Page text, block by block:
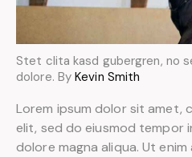
Stet clita kasd gubergren, no
dolore. ByKevin Smith
Lorem ipsum dolor sit amet,
elit, sed do eiusmod tempor
dolore magna aliqua. Ut enim